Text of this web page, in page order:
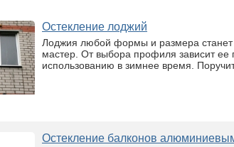
Остекление лоджий
Лоджия любой формы и размера
мастер. От выбора профиля зависит ее
использованию в зимнее время.
Остекление балконов